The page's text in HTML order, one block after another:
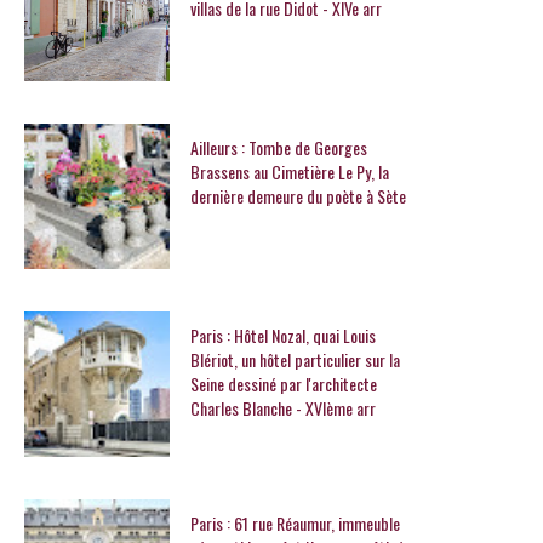
villas de la rue Didot - XIVe arr
Ailleurs : Tombe de Georges
Brassens au Cimetière Le Py, la
dernière demeure du poète à Sète
Paris : Hôtel Nozal, quai Louis
Blériot, un hôtel particulier sur la
Seine dessiné par l'architecte
Charles Blanche - XVIème arr
Paris : 61 rue Réaumur, immeuble